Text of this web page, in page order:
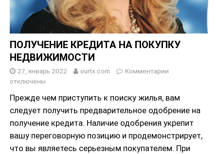
ПОЛУЧЕНИЕ КРЕДИТА НА ПОКУПКУ
НЕДВИЖИМОСТИ
27, январь 2022 ourtx.com
Комментарии
отключены
Прежде чем приступить к поиску жилья, вам
следует получить предварительное одобрение на
получение кредита. Наличие одобрения укрепит
вашу переговорную позицию и продемонстрирует,
что вы являетесь серьезным покупателем. При